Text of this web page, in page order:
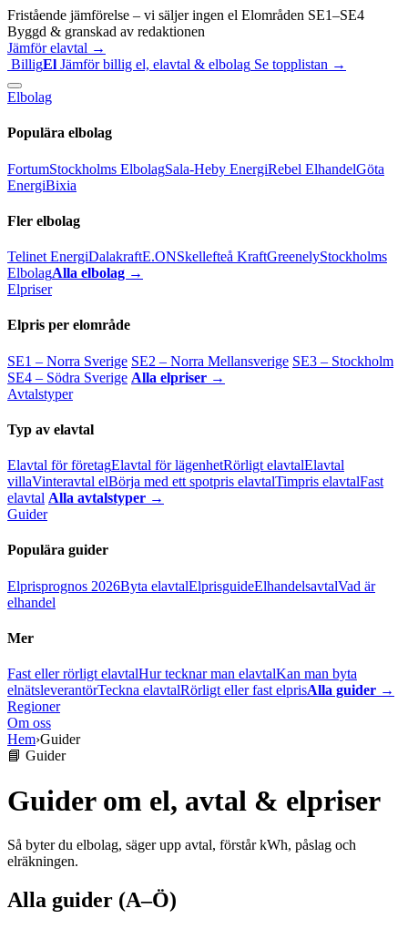
Fristående jämförelse – vi säljer ingen el Elområden SE1–SE4
Byggd & granskad av redaktionen
Jämför elavtal →
BilligEl Jämför billig el, elavtal & elbolag Se topplistan →
Elbolag
Populära elbolag
FortumStockholms ElbolagSala-Heby EnergiRebel ElhandelGöta
EnergiBixia
Fler elbolag
Telinet EnergiDalakraftE.ONSkellefteå KraftGreenelyStockholms
ElbolagAlla elbolag →
Elpriser
Elpris per elområde
SE1 – Norra Sverige SE2 – Norra Mellansverige SE3 – Stockholm
SE4 – Södra Sverige Alla elpriser →
Avtalstyper
Typ av elavtal
Elavtal för företagElavtal för lägenhetRörligt elavtalElavtal
villaVinteravtal elBörja med ett spotpris elavtalTimpris elavtalFast
elavtal Alla avtalstyper →
Guider
Populära guider
Elprisprognos 2026Byta elavtalElprisguideElhandelsavtalVad är
elhandel
Mer
Fast eller rörligt elavtalHur tecknar man elavtalKan man byta
elnätsleverantörTeckna elavtalRörligt eller fast elprisAlla guider →
Regioner
Om oss
Hem›Guider
📘 Guider
Guider om el, avtal & elpriser
Så byter du elbolag, säger upp avtal, förstår kWh, påslag och
elräkningen.
Alla guider (A–Ö)